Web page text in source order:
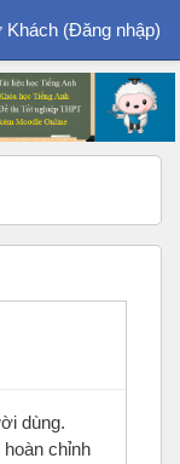
Khách (Đăng nhập)
dùng.
chỉnh